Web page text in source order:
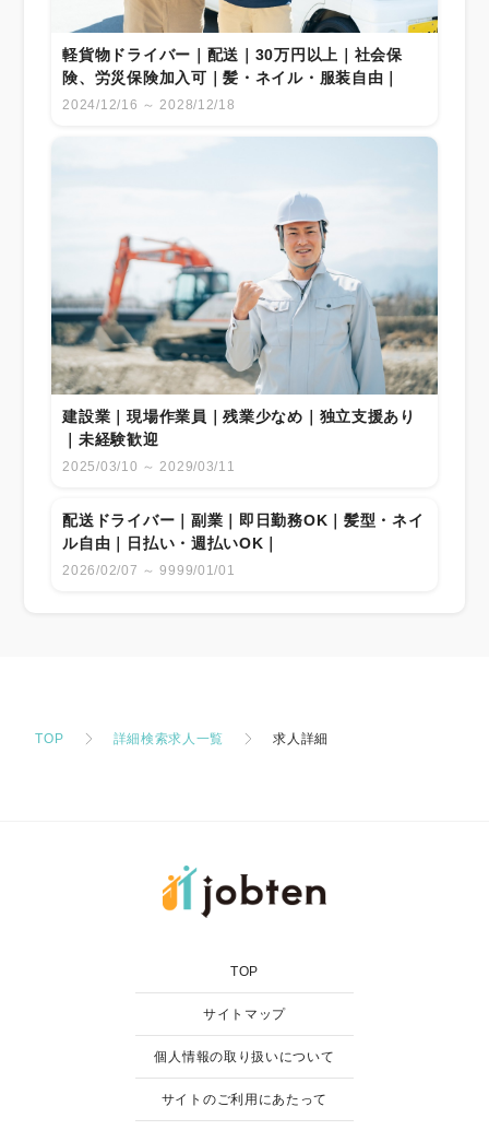
軽貨物ドライバー｜配送｜30万円以上｜社会保
険、労災保険加入可｜髪・ネイル・服装自由｜
2024/12/16 ～ 2028/12/18
建設業｜現場作業員｜残業少なめ｜独立支援あり
｜未経験歓迎
2025/03/10 ～ 2029/03/11
配送ドライバー｜副業｜即日勤務OK｜髪型・ネイ
ル自由｜日払い・週払いOK｜
2026/02/07 ～ 9999/01/01
TOP 詳細検索求人一覧 求人詳細
TOP
サイトマップ
個人情報の取り扱いについて
サイトのご利用にあたって